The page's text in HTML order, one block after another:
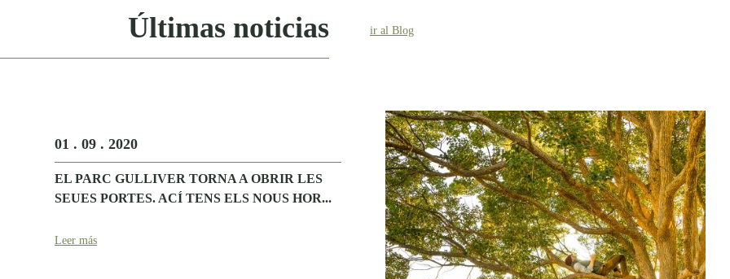
Últimas noticias ir al Blog
01 . 09 . 2020
EL PARC GULLIVER TORNA A OBRIR LES
SEUES PORTES. ACÍ TENS ELS NOUS HOR...
Leer más